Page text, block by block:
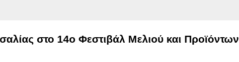
στο 14ο Φεστιβάλ Μελιού και Προϊόντων